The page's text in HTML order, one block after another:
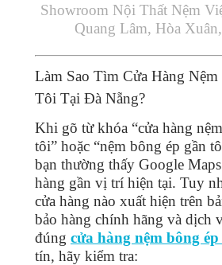
Showroom Nội Thất Nệm
Quang Lâm, Hòa
Làm Sao Tìm Cửa Hàng
Tôi Tại Đà Nẵng?
Khi gõ từ khóa “cửa hàng
tôi” hoặc “nệm bông ép gần
bạn thường thấy Google
hàng gần vị trí hiện tại. Tuy
cửa hàng nào xuất hiện trên
bảo hàng chính hãng và dịch
đúng cửa hàng nệm bông
tín, hãy kiểm tra: